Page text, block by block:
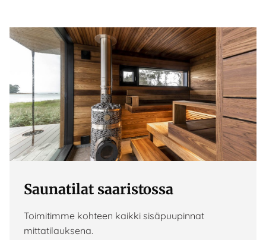
Saunatilat saaristossa
Toimitimme kohteen kaikki sisäpuupinnat
mittatilauksena.